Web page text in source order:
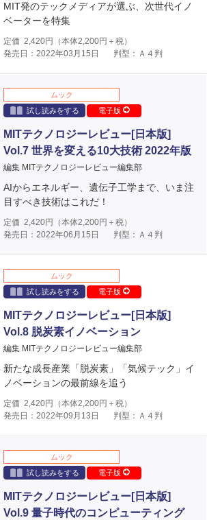
MIT発のテックメディアが選ぶ、次世代イノ
ベーターを特集
定価 2,420円（本体2,200円＋税）
発売日：2022年03月15日
判型：Ａ４判
ムック
試し読みをする
電子版
MITテクノロジーレビュー[日本版]
Vol.7 世界を変える10大技術 2022年版
編集 MITテクノロジーレビュー編集部
AIからエネルギー、遺伝子工学まで、いま注
目すべき技術はこれだ！
定価 2,420円（本体2,200円＋税）
発売日：2022年06月15日
判型：Ａ４判
ムック
試し読みをする
電子版
MITテクノロジーレビュー[日本版]
Vol.8 脱炭素イノベーション
編集 MITテクノロジーレビュー編集部
新たな成長産業「脱炭素」「気候テック」イ
ノベーションの最前線を追う
定価 2,420円（本体2,200円＋税）
発売日：2022年09月13日
判型：Ａ４判
ムック
試し読みをする
電子版
MITテクノロジーレビュー[日本版]
Vol.9 量子時代のコンピューティング